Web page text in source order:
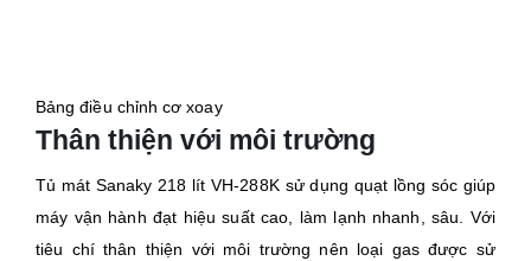
Bảng điều chỉnh cơ xoay
Thân thiện với môi trường
Tủ mát Sanaky 218 lít VH-288K sử dụng quạt lồng sóc giúp
máy vận hành đạt hiệu suất cao, làm lạnh nhanh, sâu. Với
tiêu chí thân thiện với môi trường nên loại gas được sử